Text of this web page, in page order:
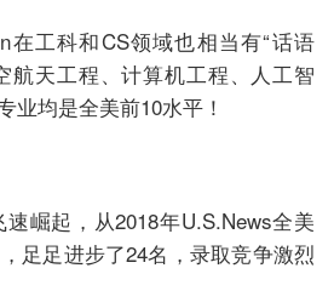
在工科和CS领域也相当有“话语
航天工程、计算机工程、人工智
业均是全美前10水平！
崛起，从2018年U.S.News全美
足足进步了24名，录取竞争激烈